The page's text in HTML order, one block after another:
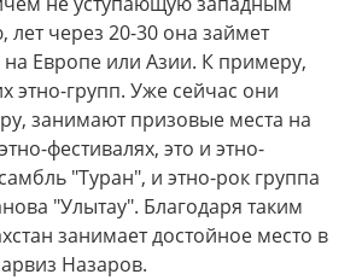
через 20-30 она займет
Европе или Азии. К примеру,
этно-групп. Уже сейчас они
занимают призовые места на
фестивалях, это и этно-
"Туран", и этно-рок группа
"Улытау". Благодаря таким
занимает достойное место в
Назаров.